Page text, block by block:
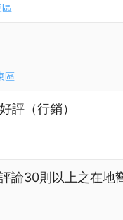
區
區
評（行銷）
論30則以上之在地